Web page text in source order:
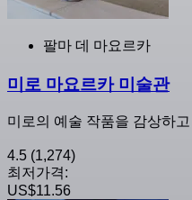
팔마 데 마요르카
미로 마요르카 미술관
미로의 예술 작품을 감상하
4.5 (1,274)
최저가격:
US$11.56